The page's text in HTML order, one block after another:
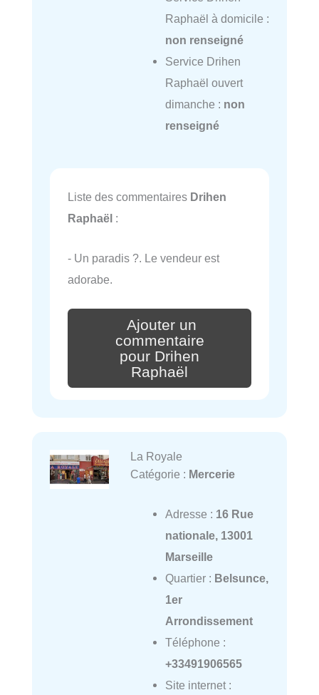
Raphaël à domicile :
non renseigné
Service Drihen
Raphaël ouvert
dimanche : non
renseigné
Liste des commentaires Drihen
Raphaël :
- Un paradis ?. Le vendeur est
adorabe.
Ajouter un
commentaire
pour Drihen
Raphaël
La Royale
Catégorie : Mercerie
Adresse : 16 Rue
nationale, 13001
Marseille
Quartier : Belsunce,
1er
Arrondissement
Téléphone :
+33491906565
Site internet :